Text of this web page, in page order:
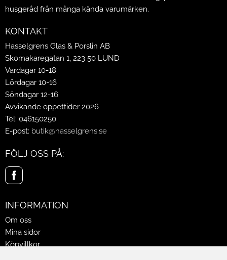
husgeråd från många kända varumärken.
KONTAKT
Hasselgrens Glas & Porslin AB
Skomakaregatan 1, 223 50 LUND
Vardagar 10-18
Lördagar 10-16
Söndagar 12-16
Avvikande öppettider 2026
Tel: 046150250
E-post: butik@hasselgrens.se
FÖLJ OSS PÅ:
INFORMATION
Om oss
Mina sidor
Köpvillkor